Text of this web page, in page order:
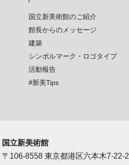
国立新美術館のご紹介
館長からのメッセージ
建築
シンボルマーク・ロゴタイプ
活動報告
#新美Tips
国立新美術館
〒106-8558 東京都港区六本木7-22-2